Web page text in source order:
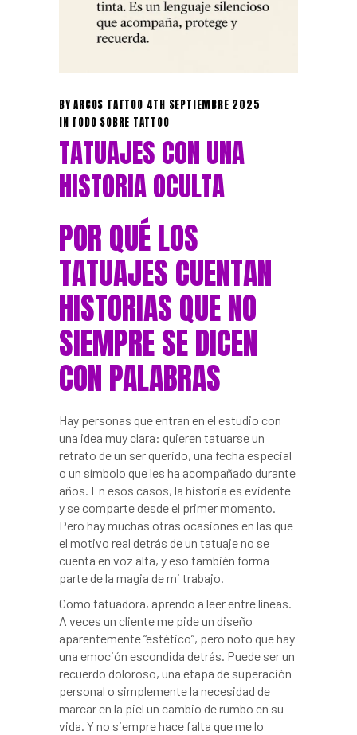
BYARCOS TATTOO 4TH SEPTIEMBRE 2025
IN TODO SOBRE TATTOO
TATUAJES CON UNA
HISTORIA OCULTA
POR QUÉ LOS
TATUAJES CUENTAN
HISTORIAS QUE NO
SIEMPRE SE DICEN
CON PALABRAS
Hay personas que entran en el estudio con
una idea muy clara: quieren tatuarse un
retrato de un ser querido, una fecha especial
o un símbolo que les ha acompañado durante
años. En esos casos, la historia es evidente
y se comparte desde el primer momento.
Pero hay muchas otras ocasiones en las que
el motivo real detrás de un tatuaje no se
cuenta en voz alta, y eso también forma
parte de la magia de mi trabajo.
Como tatuadora, aprendo a leer entre líneas.
A veces un cliente me pide un diseño
aparentemente “estético”, pero noto que hay
una emoción escondida detrás. Puede ser un
recuerdo doloroso, una etapa de superación
personal o simplemente la necesidad de
marcar en la piel un cambio de rumbo en su
vida. Y no siempre hace falta que me lo